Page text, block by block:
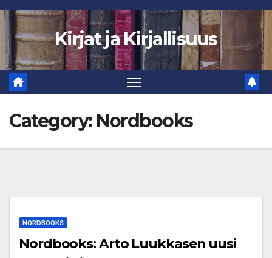
Skip
content
Kirjat ja Kirjallisuus
Category: Nordbooks
NORDBOOKS
Nordbooks: Arto Luukkasen uusi